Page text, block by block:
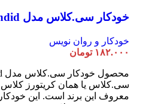
خودکار سی.کلاس مدل candid بسته 6 عددی
خودکار و روان نویس
۱۸۲.۰۰۰ تومان
معروف این برند است. این